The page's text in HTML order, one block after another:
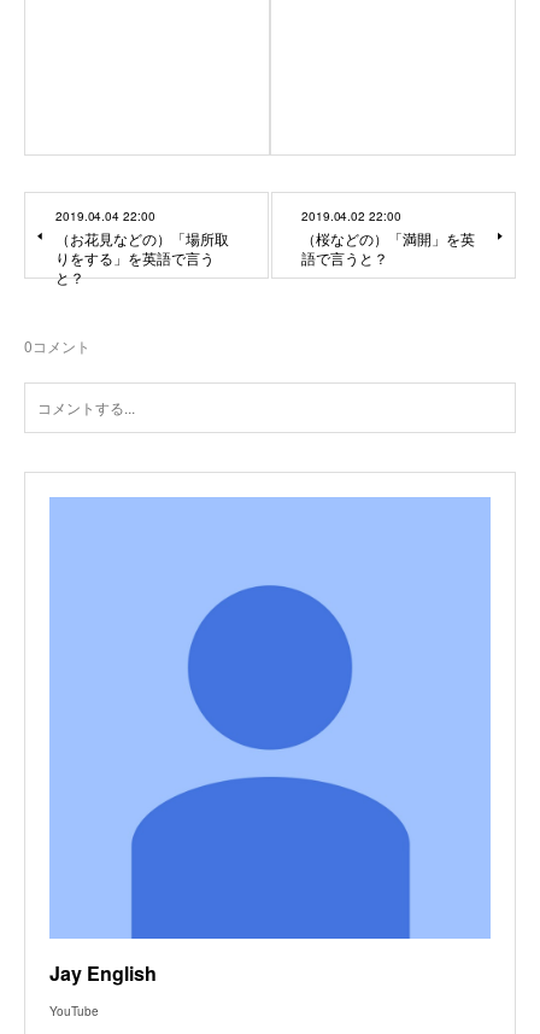
2019.04.04 22:00
（お花見などの）「場所取
りをする」を英語で言う
と？
2019.04.02 22:00
（桜などの）「満開」を英
語で言うと？
0コメント
Jay English
YouTube